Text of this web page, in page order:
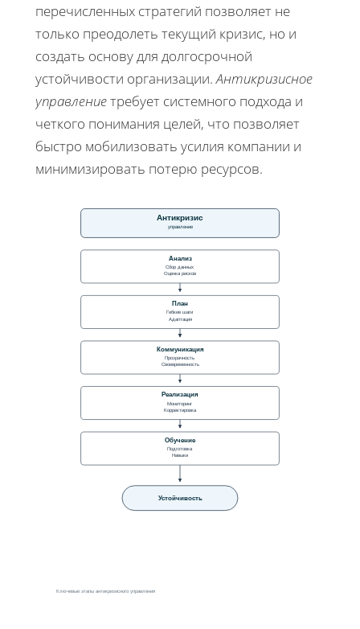
перечисленных стратегий позволяет не
только преодолеть текущий кризис, но и
создать основу для долгосрочной
устойчивости организации.Антикризисное
управлениетребует системного подхода и
четкого понимания целей, что позволяет
быстро мобилизовать усилия компании и
минимизировать потерю ресурсов.
Антикризис
управление
Анализ
Сбор данных
Оценка рисков
План
Гибкие шаги
Адаптация
Коммуникация
Прозрачность
Своевременность
Реализация
Мониторинг
Корректировка
Обучение
Подготовка
Навыки
Устойчивость
Ключевые этапы антикризисного управления